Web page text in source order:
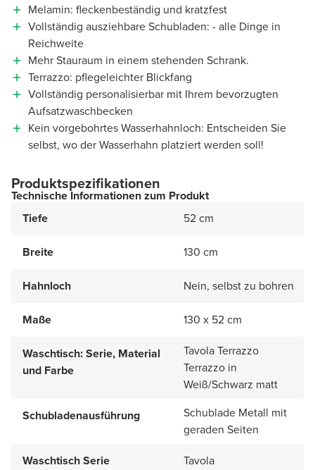
Melamin: fleckenbeständig und kratzfest
Vollständig ausziehbare Schubladen: - alle Dinge in
Reichweite
Mehr Stauraum in einem stehenden Schrank.
Terrazzo: pflegeleichter Blickfang
Vollständig personalisierbar mit Ihrem bevorzugten
Aufsatzwaschbecken
Kein vorgebohrtes Wasserhahnloch: Entscheiden Sie
selbst, wo der Wasserhahn platziert werden soll!
Produktspezifikationen
Technische Informationen zum Produkt
Tiefe
52 cm
Breite 130 cm
Hahnloch Nein, selbst zu bohren
Maße 130 x 52 cm
Waschtisch: Serie, Material
und Farbe
Tavola Terrazzo
Terrazzo in
Weiß/Schwarz matt
Schubladenausführung
Schublade Metall mit
geraden Seiten
Waschtisch Serie
Tavola